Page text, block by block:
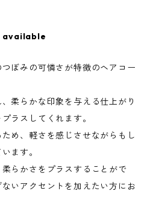
ぼみの可憐さが特徴のヘアコー
柔らかな印象を与える仕上がり
ラスしてくれます。
め、軽さを感じさせながらもし
ます。
らかさをプラスすることがで
いアクセントを加えたい方にお